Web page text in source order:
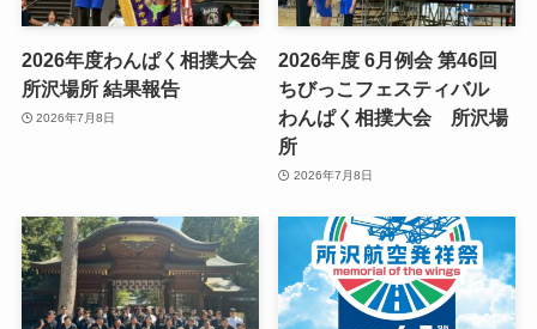
2026年度わんぱく相撲大会
所沢場所 結果報告
2026年7月8日
2026年度 6月例会 第46回
ちびっこフェスティバル
わんぱく相撲大会 所沢場
所
2026年7月8日